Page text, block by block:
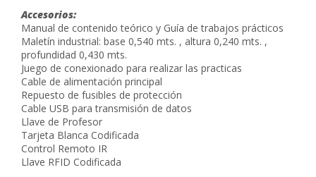
Accesorios:
Manual de contenido teórico y Guía de trabajos prácticos
Maletín industrial: base 0,540 mts. , altura 0,240 mts. ,
profundidad 0,430 mts.
Juego de conexionado para realizar las practicas
Cable de alimentación principal
Repuesto de fusibles de protección
Cable USB para transmisión de datos
Llave de Profesor
Tarjeta Blanca Codificada
Control Remoto IR
Llave RFID Codificada